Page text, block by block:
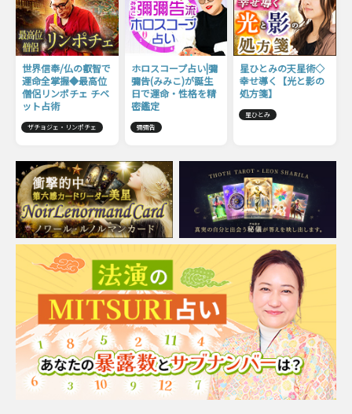
世界信奉/仏の叡智で
運命全掌握◆最高位
僧侶リンポチェ チベ
ット占術
ザチョジェ・リンポチェ
ホロスコープ占い|彌
彌告(みみこ)が誕生
日で運命・性格を精
密鑑定
彌彌告
星ひとみの天星術◇
幸せ導く【光と影の
処方箋】
星ひとみ